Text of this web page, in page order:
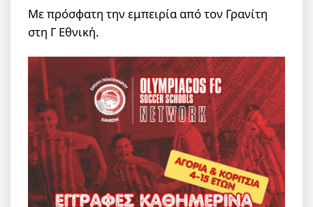
Με πρόσφατη την εμπειρία από τον Γρανίτη
στη Γ Εθνική.